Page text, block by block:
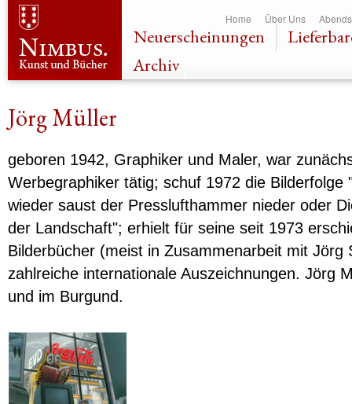
Home Über Uns
Neuerscheinungen
Archiv
Jörg Müller
geboren 1942, Graphiker und Maler, war
Werbegraphiker tätig; schuf 1972 die Bilderfolge
wieder saust der Presslufthammer nieder oder
der Landschaft"; erhielt für seine seit 1973
Bilderbücher (meist in Zusammenarbeit mit Jörg
zahlreiche internationale Auszeichnungen. Jörg
und im Burgund.